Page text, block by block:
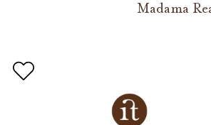
Madama